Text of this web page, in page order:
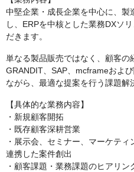
中堅企業・成長企業を中心に、
し、ERPを中核とした業務DXソ
だきます。
単なる製品販売ではなく、顧客の
GRANDIT、SAP、mcframeおよ
ながら、最適な提案を行う課題解
【具体的な業務内容】
・新規顧客開拓
・既存顧客深耕営業
・展示会、セミナー、マーケテ
連携した案件創出
・顧客課題・業務課題のヒアリン